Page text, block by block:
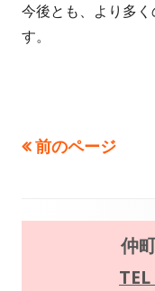
今後とも、より多
す。
投
の
前のページ
仲